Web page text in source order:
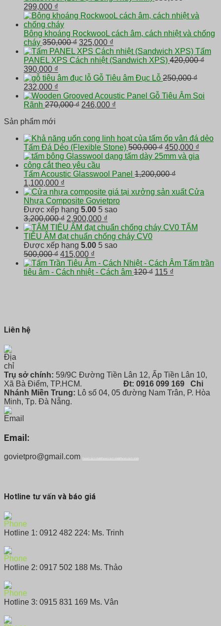
Giá
gốc
là:
350,000 ₫.
299,000 ₫
hiện
tại
là:
299,000 ₫.
Bông khoáng RockwooL cách âm, cách nhiệt và chống
cháy 350,000₫ Giá
gốc
là:
325,000 ₫
hiện
tại
325,000 ₫.
Tấm
PANEL XPS Cách nhiệt (Sandwich XPS) 420,000₫
Giá
gốc
là:
420,000 ₫.
390,000 ₫
hiện
là:
390,000 ₫.
Gỗ Tiêu âm Đục Lỗ 250,000₫
Giá
gốc
là:
232,000 ₫
hiện
tại
Gỗ Tiêu Âm Soi
Rãnh 270,000₫ Giá
246,000 ₫
246,000 ₫.
Sản phẩm mới
Tấm Đá Dẻo (Flexible Stone) 500,000₫ Giá
gốc
500,000 ₫.
450,000 ₫
Tấm Acoustic Glasswool Panel 1,200,000₫
Giá
gốc
là:
1,200,000 ₫.
1,100,000 ₫
hiện
tại
là:
1,100,000 ₫.
Cửa
Nhựa Composite Govietpro
Được xếp hạng 5.00 5 sao
3,200,000₫ Giá
gốc
là:
3,200,000 ₫.
2,900,000 ₫
hiện
tại
là:
TẤM
TIÊU ÂM đạt chuẩn chống cháy CV0
Được xếp hạng 5.00 5 sao
500,000₫ Giá
gốc
là:
415,000 ₫
hiện
tại
Tấm trần
tiêu âm - Cách nhiệt - Cách âm 120₫ Giá
115 ₫
Liên hệ
Trụ sở chính: 59/9C Đường Tiền Lân 12, Ấp Tiền Lân 10,
Xã Bà Điểm, TP.HCM.
Đt: 0916 099 169
Chi
Nhánh Miền Trung: Lô số 04, 05 đường Nam Trân, P. Hòa
Minh, Tp. Đà Nẵng.
Email:
govietpro@gmail.com Panel cách nhiệt Panel cách nhiệt Panel cách nhiệt
Hotline tư vấn và báo giá
Hotline 1: 0912 482 224: Ms. Trinh
Hotline 2: 0917 502 188 Ms. Thảo
Hotline 3: 0915 831 169 Ms. Vân